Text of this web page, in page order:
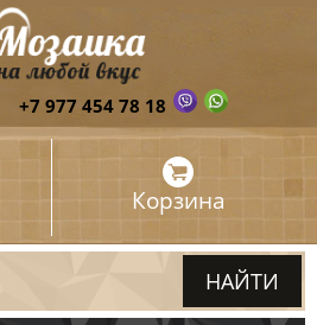
+7 977 454 78 18
Корзина